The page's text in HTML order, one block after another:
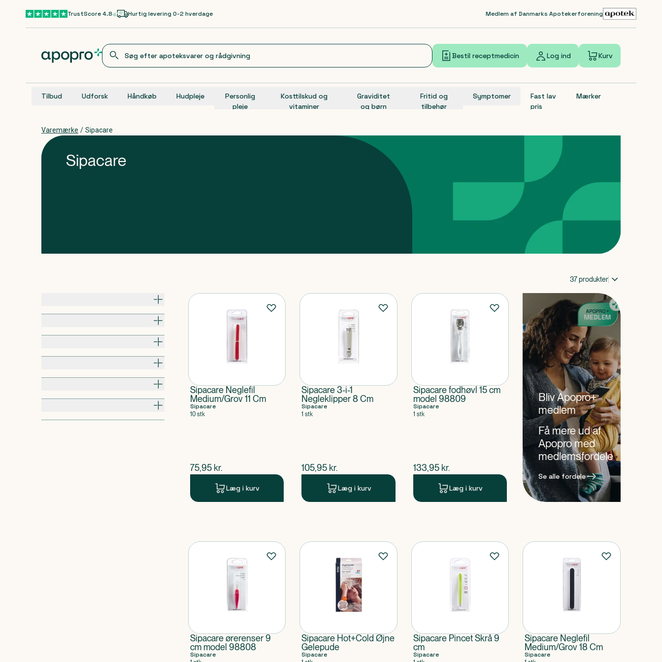
Gå til hovedindholdTrustScore 4.8 Hurtig levering 0-2 hverdage Medlem af Danmarks Apotekerforening
Bestil receptmedicin Log ind Kurv
Tilbud Udforsk Håndkøb Hudpleje
Personlig
pleje
Kosttilskud og
vitaminer
Graviditet
og børn
Fritid og
tilbehør
Symptomer
Fast lav
pris
Mærker
Varemærke / Sipacare
Sipacare
37produkter
Sipacare Neglefil
Medium/Grov 11 Cm
Sipacare
10 stk
$nuværende pris
75,95 kr.
Læg i kurv
Sipacare 3-i-1
Negleklipper 8 Cm
Sipacare
1 stk
$nuværende pris
105,95 kr.
Læg i kurv
Sipacare fodhøvl 15 cm
model 98809
Sipacare
1 stk
$nuværende pris
133,95 kr.
Læg i kurv
Bliv Apopro+
medlem
Få mere ud af
Apopro med
medlemsfordele
Se alle fordele
Sipacare ørerenser 9
cm model 98808
Sipacare
Sipacare Hot+Cold Øjne
Gelepude
Sipacare
Sipacare Pincet Skrå 9
cm
Sipacare
Sipacare Neglefil
Medium/Grov 18 Cm
Sipacare